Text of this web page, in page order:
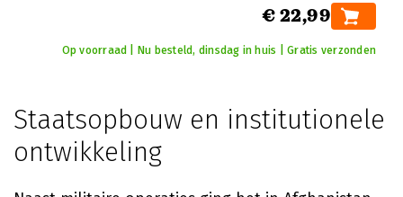
€ 22,99
Op voorraad | Nu besteld, dinsdag in huis | Gratis verzonden
Staatsopbouw en institutionele
ontwikkeling